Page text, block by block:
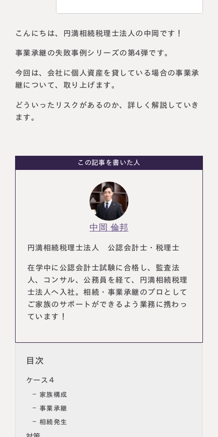
私たちについて
選ばれる理由
法人情報
ラティス青山スクエア2階
大阪事務所
〒530-0017
大阪府大阪市北区角田町8番47号
阪急グランドビル20階
Access
名古屋事務所
セミナー
円満相続塾（受講生募集中）
こんにちは、円満相続税理士法人の中岡です！
事業承継の失敗事例シリーズの第4弾です。
今回は、会社に個人資産を貸している場合の事業承
継について、取り上げます。
どういったリスクがあるのか、詳しく解説していき
ます。
この記事を書いた人
中岡 倫邦
円満相続税理士法人 公認会計士・税理士
在学中に公認会計士試験に合格し、監査法
人、コンサル、公務員を経て、円満相続税理
士法人へ入社。相続・事業承継のプロとして
ご家族のサポートができるよう業務に携わっ
ています！
目次
ケース４
家族構成
事業承継
相続発生